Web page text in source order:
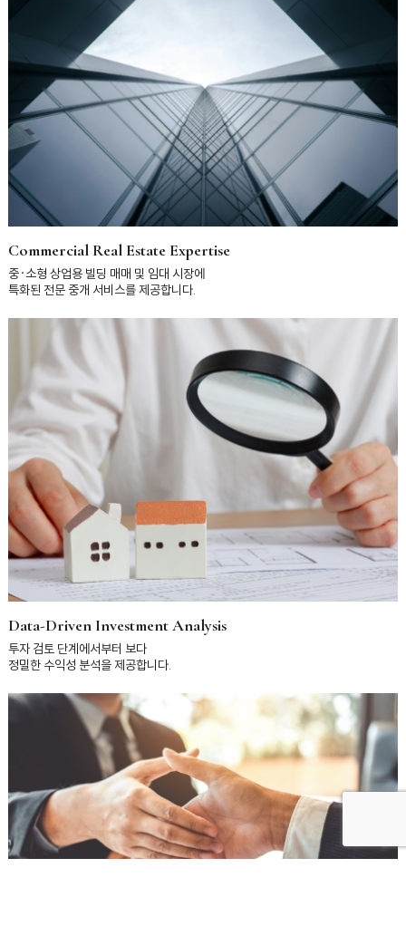
Commercial Real Estate Expertise
중·소형 상업용 빌딩 매매 및 임대 시장에
특화된 전문 중개 서비스를 제공합니다.
Data-Driven Investment Analysis
투자 검토 단계에서부터 보다
정밀한 수익성 분석을 제공합니다.